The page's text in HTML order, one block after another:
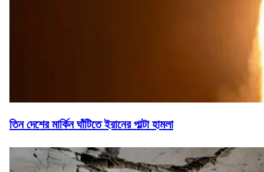
তিন দেশের মার্কিন ঘাঁটিতে ইরানের পাল্টা হামলা